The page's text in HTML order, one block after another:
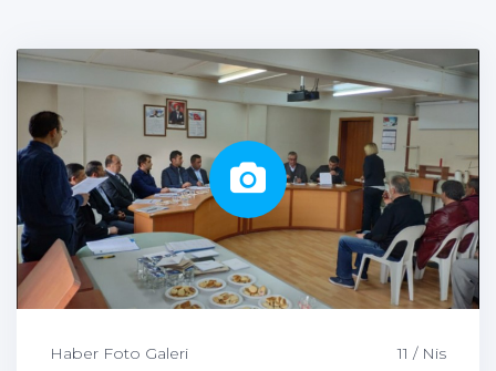
Haber Foto Galeri 11 / Nis